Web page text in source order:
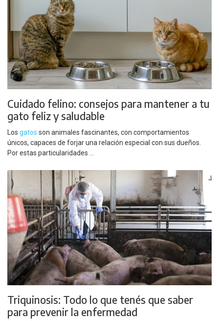
Cuidado felino: consejos para mantener a tu
gato feliz y saludable
Los gatos son animales fascinantes, con comportamientos
únicos, capaces de forjar una relación especial con sus dueños.
Por estas particularidades ...
Triquinosis: Todo lo que tenés que saber
para prevenir la enfermedad